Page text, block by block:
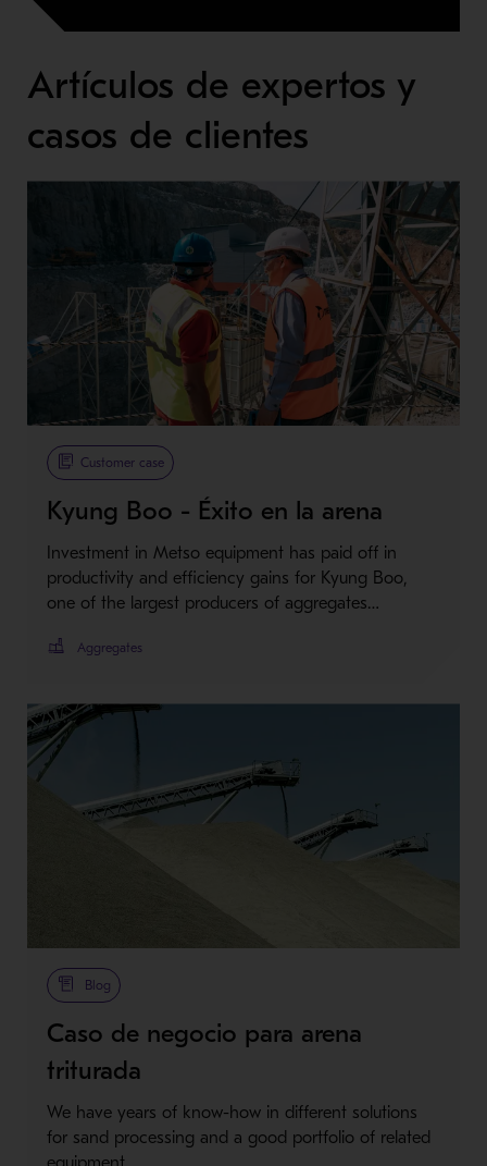
Artículos de expertos y
casos de clientes
Customer case
Kyung Boo - Éxito en la arena
Investment in Metso equipment has paid off in
productivity and efficiency gains for Kyung Boo,
one of the largest producers of aggregates…
Aggregates
Blog
Caso de negocio para arena
triturada
We have years of know-how in different solutions
for sand processing and a good portfolio of related